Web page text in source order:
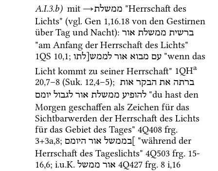
A.I.3.b) mit →ממשלת "Herrschaft des
Lichts" (vgl. Gen 1,16.18 von den Gestirnen
über Tag und Nacht): ברשית ממשלת אור
1QS 10,1; עם מבוא אור לממש[לתו
"wenn das
Licht kommt zu seiner Herrschaft" 1QHa
20,7–8 (Suk. 12,4–5); ברתה את הבקר אות
להופיע ממשלת אור לגבול יומם
"du hast den
Morgen geschaffen als Zeichen für das
Sichtbarwerden der Herrschaft des Lichts
für das Gebiet des Tages" 4Q408 frg.
3+3a,8; ]בממשל אור היומם
"während der
Herrschaft des Tageslichts" 4Q503 frg. 15-
16,6; i.u.K. אור ממשל 4Q427 frg. 8 i,16